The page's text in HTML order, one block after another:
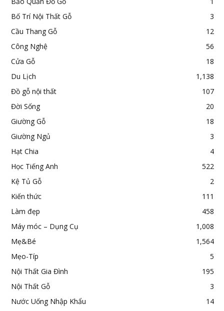
Bố Trí Nội Thất Gỗ
3
Cầu Thang Gỗ
12
Công Nghệ
56
Cửa Gỗ
18
Du Lịch
1,138
Đồ gỗ nội thất
107
Đời Sống
20
Giường Gỗ
18
Giường Ngủ
3
Hạt Chia
4
Học Tiếng Anh
522
Kệ Tủ Gỗ
2
Kiến thức
111
Làm đẹp
458
Máy móc – Dụng Cụ
1,008
Mẹ&Bé
1,564
Mẹo-Típ
5
Nội Thất Gia Đình
195
Nội Thất Gỗ
3
Nước Uống Nhập Khẩu
14